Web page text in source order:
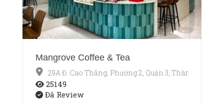
Mangrove Coffee & Tea
29A Đ. Cao Thắng, Phường 2, Quận 3, Thành phố
25149
Đã Review